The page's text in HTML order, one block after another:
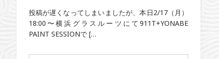
投稿が遅くなってしまいましたが、本日2/17（月）
18:00〜横浜グラスルーツにて911T+YONABE
PAINT SESSIONで […